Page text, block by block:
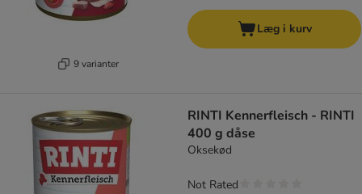
9 varianter
Læg i kurv
RINTI Kennerfleisch - RINTI
400 g dåse
Oksekød
Not Rated